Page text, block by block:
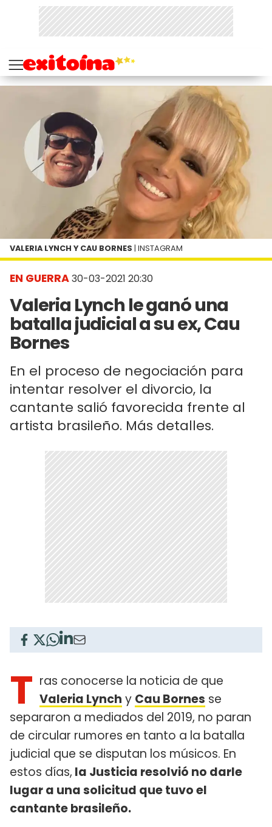
EN GUERRA30-03-2021 20:30
Valeria Lynch le ganó una
batalla judicial a su ex, Cau
Bornes
En el proceso de negociación para
intentar resolver el divorcio, la
cantante salió favorecida frente al
artista brasileño. Más detalles.
VALERIA LYNCH Y CAU BORNES | INSTAGRAM
T ras conocerse la noticia de que
Valeria Lynch y Cau Bornes se
separaron a mediados del 2019, no paran
de circular rumores en tanto a la batalla
judicial que se disputan los músicos. En
estos días, la Justicia resolvió no darle
lugar a una solicitud que tuvo el
cantante brasileño.